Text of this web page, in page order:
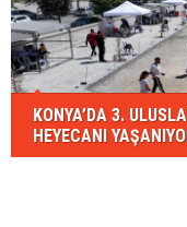
KONYA’DA 3.
HEYECANI